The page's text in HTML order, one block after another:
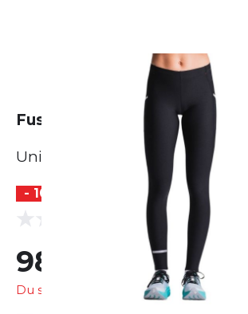
Fusion Hot Long Tights
Unisex
- 10 %
(0 Bewertungen)
98,10 € 109,00 €
Du sparst